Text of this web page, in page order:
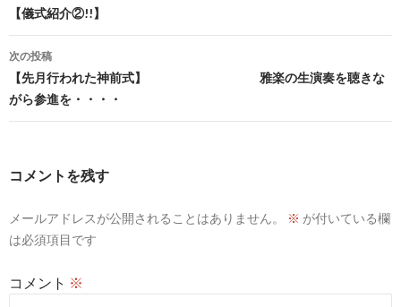
稿
ナ
ビ
ゲ
シ
ン
【儀式紹介②!!】
次の投稿
【先月行われた神前式】 雅楽の生演奏を聴きな
がら参進を・・・・
コメントを残す
メールアドレスが公開されることはありません。 ※ が付いている欄
は必須項目です
コメント ※